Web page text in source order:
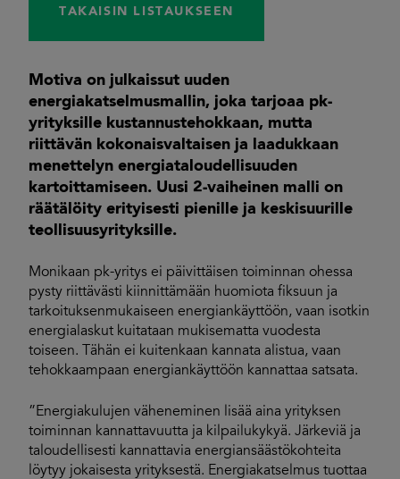
TAKAISIN LISTAUKSEEN
Motiva on julkaissut uuden
energiakatselmusmallin, joka tarjoaa pk-
yrityksille kustannustehokkaan, mutta
riittävän kokonaisvaltaisen ja laadukkaan
menettelyn energiataloudellisuuden
kartoittamiseen. Uusi 2-vaiheinen malli on
räätälöity erityisesti pienille ja keskisuurille
teollisuusyrityksille.
Monikaan pk-yritys ei päivittäisen toiminnan ohessa
pysty riittävästi kiinnittämään huomiota fiksuun ja
tarkoituksenmukaiseen energiankäyttöön, vaan isotkin
energialaskut kuitataan mukisematta vuodesta
toiseen. Tähän ei kuitenkaan kannata alistua, vaan
tehokkaampaan energiankäyttöön kannattaa satsata.
”Energiakulujen väheneminen lisää aina yrityksen
toiminnan kannattavuutta ja kilpailukykyä. Järkeviä ja
taloudellisesti kannattavia energiansäästökohteita
löytyy jokaisesta yrityksestä. Energiakatselmus tuottaa